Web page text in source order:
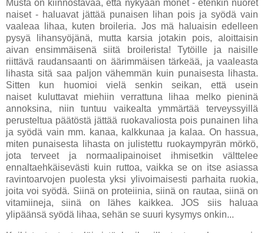
Musta on kiinnostavaa, että nykyään monet - etenkin nuoret
naiset - haluavat jättää punaisen lihan pois ja syödä vain
vaaleaa lihaa, kuten broileria. Jos mä haluaisin edelleen
pysyä lihansyöjänä, mutta karsia jotakin pois, aloittaisin
aivan ensimmäisenä siitä broilerista! Tytöille ja naisille
riittävä raudansaanti on äärimmäisen tärkeää, ja vaaleasta
lihasta sitä saa paljon vähemmän kuin punaisesta lihasta.
Sitten kun huomioi vielä senkin seikan, että usein
naiset kuluttavat miehiin verrattuna lihaa melko pieninä
annoksina, niin tuntuu vaikealta ymmärtää terveyssyillä
perusteltua päätöstä jättää ruokavaliosta pois punainen liha
ja syödä vain mm. kanaa, kalkkunaa ja kalaa. On hassua,
miten punaisesta lihasta on julistettu ruokaympyrän mörkö,
jota terveet ja normaalipainoiset ihmisetkin välttelee
ennaltaehkäisevästi kuin ruttoa, vaikka se on itse asiassa
ravintoarvojen puolesta yksi ylivoimaisesti parhaita ruokia,
joita voi syödä. Siinä on proteiinia, siinä on rautaa, siinä on
vitamiineja, siinä on lähes kaikkea. JOS siis haluaa
ylipäänsä syödä lihaa, sehän se suuri kysymys onkin...